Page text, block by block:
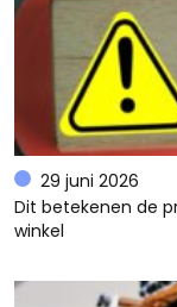
29 juni 2026
Dit betekenen de
winkel